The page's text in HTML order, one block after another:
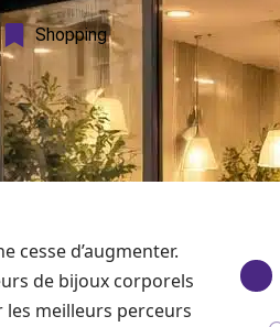
Shopping
cesse d’augmenter.
de bijoux corporels
meilleurs perceurs